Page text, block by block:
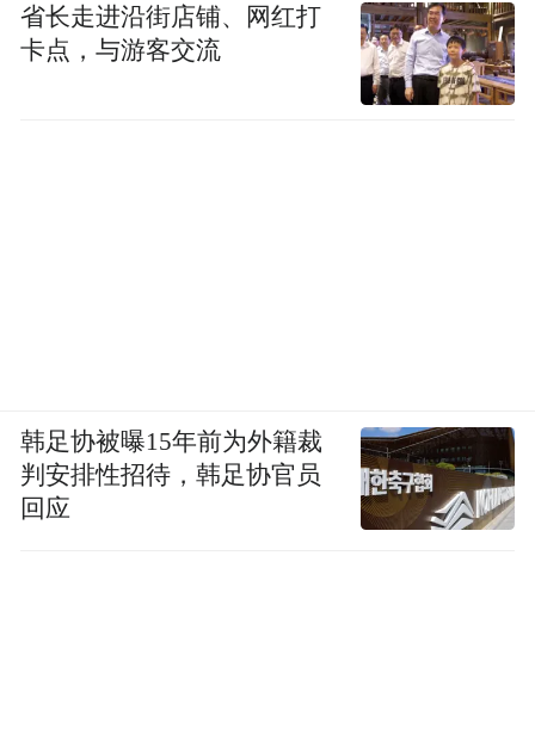
省长走进沿街店铺、网红打
卡点，与游客交流
韩足协被曝15年前为外籍裁
判安排性招待，韩足协官员
回应